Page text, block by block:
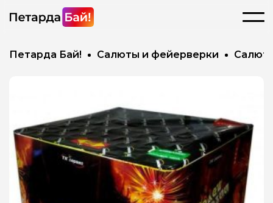
Петарда Бай! Салюты и фейерверки